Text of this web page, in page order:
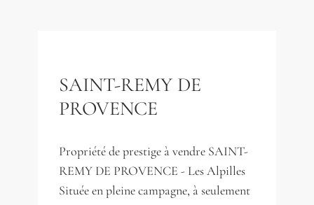
SAINT-REMY DE
PROVENCE
Propriété de prestige à vendre SAINT-
REMY DE PROVENCE - Les Alpilles
Située en pleine campagne, à seulement